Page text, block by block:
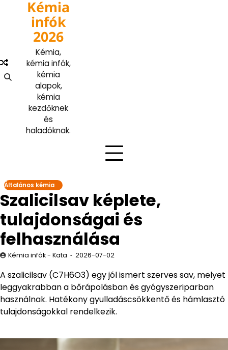
Kémia
infók
2026
Kémia,
kémia infók,
kémia
alapok,
kémia
kezdőknek
és
haladóknak.
Általános kémia
Szalicilsav képlete,
tulajdonságai és
felhasználása
Kémia infók - Kata 2026-07-02
A szalicilsav (C7H6O3) egy jól ismert szerves sav, melyet
leggyakrabban a bőrápolásban és gyógyszeriparban
használnak. Hatékony gyulladáscsökkentő és hámlasztó
tulajdonságokkal rendelkezik.